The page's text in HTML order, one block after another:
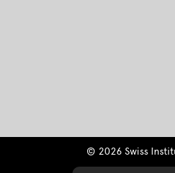
© 2026 Swiss